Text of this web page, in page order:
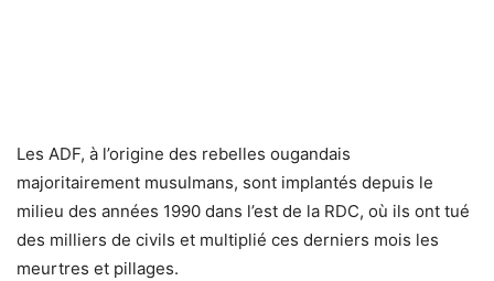
Les ADF, à l’origine des rebelles ougandais
majoritairement musulmans, sont implantés depuis le
milieu des années 1990 dans l’est de la RDC, où ils ont tué
des milliers de civils et multiplié ces derniers mois les
meurtres et pillages.